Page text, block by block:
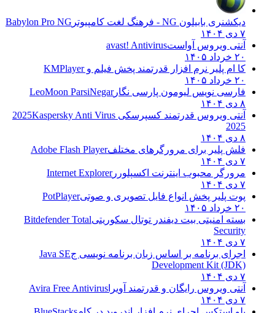
دیکشنری بابیلون NG - فرهنگ لغت کامپیوتر
Babylon Pro NG
۷ دی ۱۴۰۴
آنتی ویروس آواستavast! Antivirus
۲۰ خرداد ۱۴۰۵
کا ام پلیر نرم افزار قدرتمند پخش فیلم وKMPlayer
۲۰ خرداد ۱۴۰۵
فارسی نویس لیومون پارسی نگارLeoMoon ParsiNegar
۸ دی ۱۴۰۴
آنتی ویروس قدرتمند کسپرسکی 2025 Kaspersky Anti Virus
2025
۸ دی ۱۴۰۴
فلش پلیر برای مرورگرهای مختلفAdobe Flash Player
۷ دی ۱۴۰۴
مرورگر محبوب اینترنت اکسپلوررInternet Explorer
۷ دی ۱۴۰۴
پوت پلیر پخش انواع فایل تصویری و صوتیPotPlayer
۲۰ خرداد ۱۴۰۵
بسته امنیتی بیت دیفندر توتال سکوریتیBitdefender Total
Security
۷ دی ۱۴۰۴
اجرای برنامه بر اساس زبان برنامه نویسی جJava SE
Development Kit (JDK)
۷ دی ۱۴۰۴
آنتی ویروس رایگان و قدرتمند آویرا Avira Free Antivirus
۷ دی ۱۴۰۴